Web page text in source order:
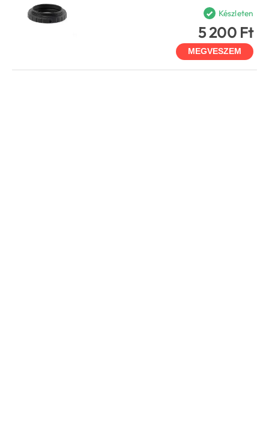
Készleten
5 200 Ft
MEGVESZEM